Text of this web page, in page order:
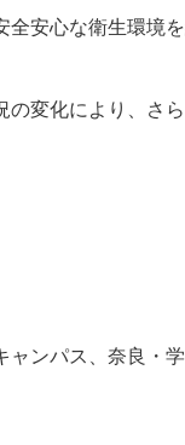
全安心な衛生環境
の変化により、さ
ャンパス、奈良・